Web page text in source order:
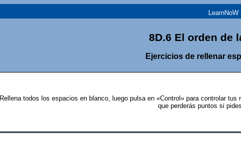
LearnNoW
8D.6 El orden de
Ejercicios de rellenar
Rellena todos los espacios en blanco, luego pulsa en «Control» para controlar
que perderás puntos si